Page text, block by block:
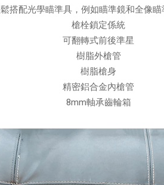
搭配光學瞄準具，例如瞄準鏡和全像瞄
槍栓鎖定係統
可翻轉式前後準星
樹脂外槍管
樹脂槍身
精密鋁合金內槍管
8mm軸承齒輪箱